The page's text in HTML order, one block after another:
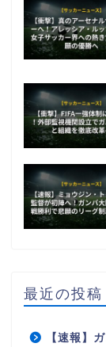
最近の投稿
【速報】